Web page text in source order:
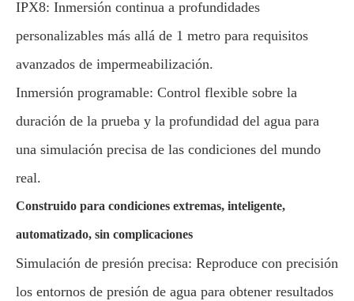
IPX8: Inmersión continua a profundidades
personalizables más allá de 1 metro para requisitos
avanzados de impermeabilización.
Inmersión programable: Control flexible sobre la
duración de la prueba y la profundidad del agua para
una simulación precisa de las condiciones del mundo
real.
Construido para condiciones extremas, inteligente,
automatizado, sin complicaciones
Simulación de presión precisa: Reproduce con precisión
los entornos de presión de agua para obtener resultados